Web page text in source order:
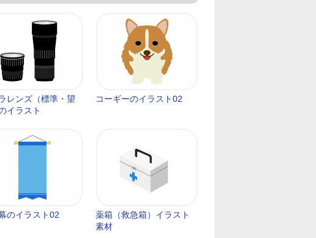
レンズ（標準・望
イラスト
コーギーのイラスト02
のイラスト02
薬箱（救急箱）イラスト
素材